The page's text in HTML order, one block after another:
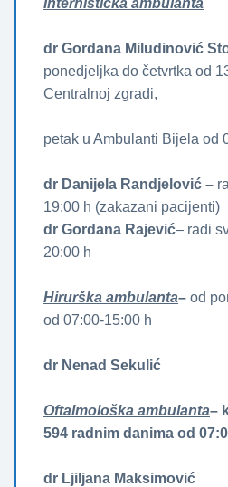
dr Gordana Miludinović
ponedjeljka do četvrtka od
Centralnoj zgradi,
petak u Ambulanti Bijela od
dr Danijela Randjelović –
19:00 h (zakazani pacijenti)
dr Gordana Rajević– radi
20:00 h
Hirurška ambulanta– od
od 07:00-15:00 h
dr Nenad Sekulić
Oftalmološka ambulanta–
594 radnim danima od
dr Ljiljana Maksimović